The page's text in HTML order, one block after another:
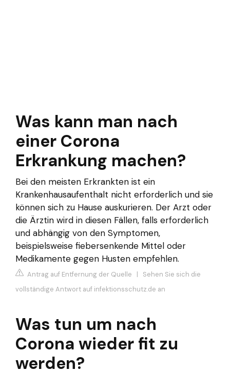
Was kann man nach
einer Corona
Erkrankung machen?
Bei den meisten Erkrankten ist ein
Krankenhausaufenthalt nicht erforderlich und sie
können sich zu Hause auskurieren. Der Arzt oder
die Ärztin wird in diesen Fällen, falls erforderlich
und abhängig von den Symptomen,
beispielsweise fiebersenkende Mittel oder
Medikamente gegen Husten empfehlen.
Antrag auf Entfernung der Quelle | Sehen Sie sich die
vollständige Antwort auf infektionsschutz.de an
Was tun um nach
Corona wieder fit zu
werden?